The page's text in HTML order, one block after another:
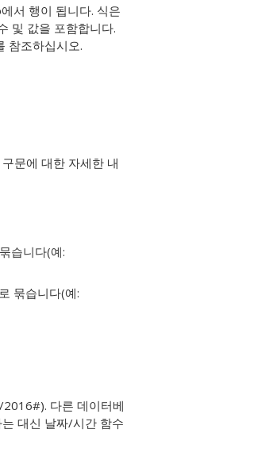
서 행이 됩니다. 식은
및 값을 포함합니다.
참조하십시오.
문에 대한 자세한 내
습니다(예:
묶습니다(예:
). 다른 데이터베
대신 날짜/시간 함수